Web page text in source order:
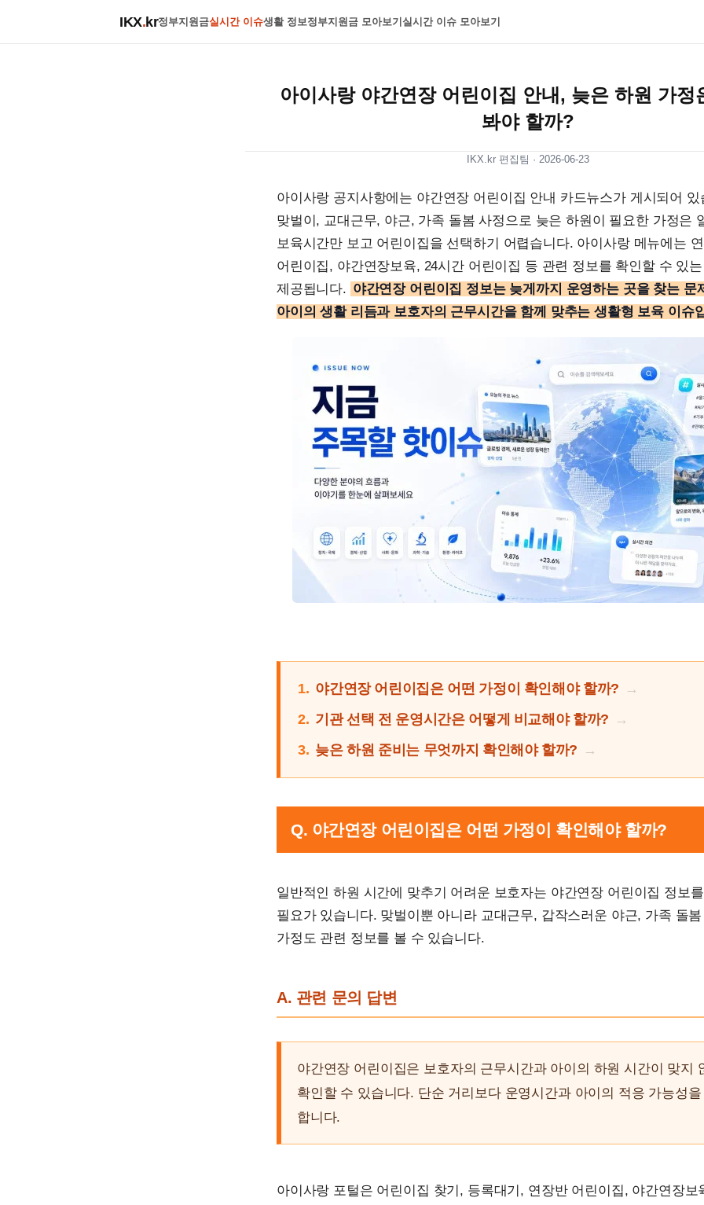
IKX.kr정부지원금실시간 이슈생활 정보정부지원금 모아보기 실시간 이슈 모아보기
아이사랑 야간연장 어린이집 안내, 늦은 하원 가정
봐야 할까?
IKX.kr 편집팀 · 2026-06-23
아이사랑 공지사항에는 야간연장 어린이집 안내 카드뉴스가 게시되어 있
맞벌이, 교대근무, 야근, 가족 돌봄 사정으로 늦은 하원이 필요한 가정은
보육시간만 보고 어린이집을 선택하기 어렵습니다. 아이사랑 메뉴에는
어린이집, 야간연장보육, 24시간 어린이집 등 관련 정보를 확인할 수 있
제공됩니다. 야간연장 어린이집 정보는 늦게까지 운영하는 곳을 찾는 문
아이의 생활 리듬과 보호자의 근무시간을 함께 맞추는 생활형 보육 이슈
1. 야간연장 어린이집은 어떤 가정이 확인해야 할까?
2. 기관 선택 전 운영시간은 어떻게 비교해야 할까?
3. 늦은 하원 준비는 무엇까지 확인해야 할까?
Q. 야간연장 어린이집은 어떤 가정이 확인해야 할까?
일반적인 하원 시간에 맞추기 어려운 보호자는 야간연장 어린이집 정보
필요가 있습니다. 맞벌이뿐 아니라 교대근무, 갑작스러운 야근, 가족 돌
가정도 관련 정보를 볼 수 있습니다.
A. 관련 문의 답변
야간연장 어린이집은 보호자의 근무시간과 아이의 하원 시간이 맞지
확인할 수 있습니다. 단순 거리보다 운영시간과 아이의 적응 가능성
합니다.
아이사랑 포털은 어린이집 찾기, 등록대기, 연장반 어린이집, 야간연장보